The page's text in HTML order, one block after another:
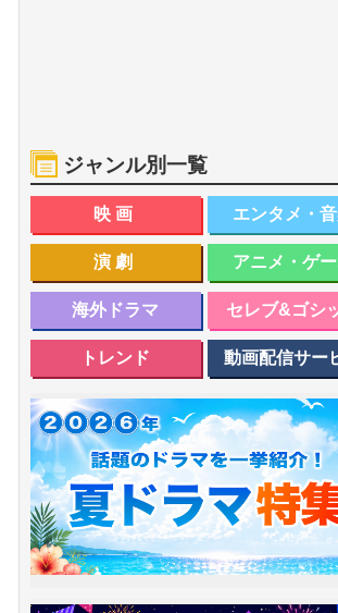
ジャンル別一覧
映画 エンタメ・
演劇 アニメ・ゲ
海外ドラマ セレブ&ゴシ
トレンド 動画配信サー